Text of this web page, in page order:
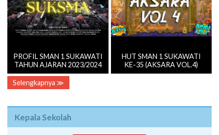
PROFIL SMAN 1 SUKAWATI
TAHUN AJARAN 2023/2024
HUT SMAN 1 SUKAWATI
KE-35 (AKSARA VOL.4)
Selengkapnya ≫
Kepala Sekolah